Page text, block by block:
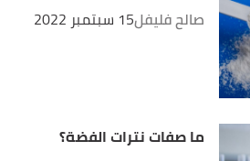
صالح فليفل15 سبتمبر 2022
ما صفات نترات الفضة؟